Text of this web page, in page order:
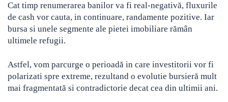
Cat timp renumerarea banilor va fi real-negativă, fluxurile
de cash vor cauta, in continuare, randamente pozitive. Iar
bursa si unele segmente ale pietei imobiliare rămân
ultimele refugii.
Astfel, vom parcurge o perioadă in care investitorii vor fi
polarizati spre extreme, rezultand o evolutie bursieră mult
mai fragmentată si contradictorie decat cea din ultimii ani.